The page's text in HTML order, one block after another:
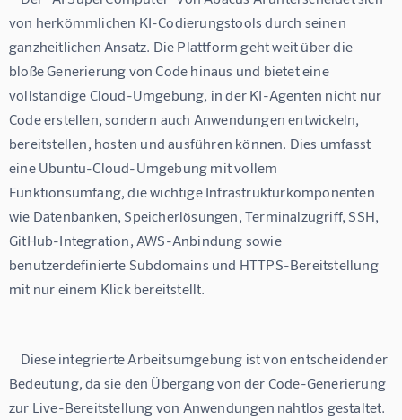
von herkömmlichen KI-Codierungstools durch seinen
ganzheitlichen Ansatz. Die Plattform geht weit über die
bloße Generierung von Code hinaus und bietet eine
vollständige Cloud-Umgebung, in der KI-Agenten nicht nur
Code erstellen, sondern auch Anwendungen entwickeln,
bereitstellen, hosten und ausführen können. Dies umfasst
eine Ubuntu-Cloud-Umgebung mit vollem
Funktionsumfang, die wichtige Infrastrukturkomponenten
wie Datenbanken, Speicherlösungen, Terminalzugriff, SSH,
GitHub-Integration, AWS-Anbindung sowie
benutzerdefinierte Subdomains und HTTPS-Bereitstellung
Bedeutung, da sie den Übergang von der Code-Generierung
zur Live-Bereitstellung von Anwendungen nahtlos gestaltet.